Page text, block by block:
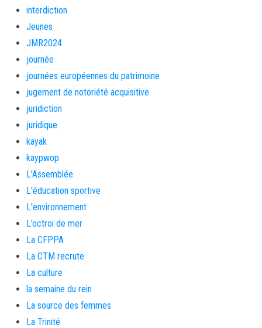
interdiction
Jeunes
JMR2024
journée
journées européennes du patrimoine
jugement de notoriété acquisitive
juridiction
juridique
kayak
kaypwop
L'Assemblée
L'éducation sportive
L'environnement
L’octroi de mer
La CFPPA
La CTM recrute
La culture
la semaine du rein
La source des femmes
La Trinité